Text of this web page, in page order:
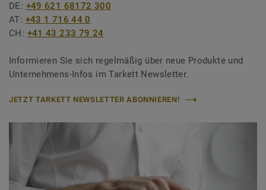
DE: +49 621 68172 300
AT: +43 1 716 44 0
CH: +41 43 233 79 24
Informieren Sie sich regelmäßig über neue Produkte und
Unternehmens-Infos im Tarkett Newsletter.
JETZT TARKETT NEWSLETTER ABONNIEREN!